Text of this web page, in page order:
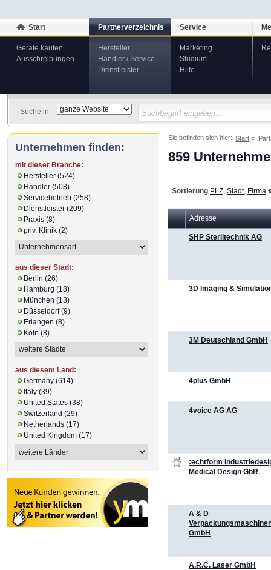
Start
Geräte kaufen
Ausschreibungen
Partnerverzeichnis
Hersteller
Händler / Service
Dienstleister
Service
Marketing
Studium
Hilfe
Suche in:
Sie befinden sich hier: Start
859
Sortierung PLZ Stadt, Firma
Adresse
SHP Steriltechnik AG
3D Imaging &
3M Deutschland GmbH
4plus GmbH
4voice AG AG
:echtform
Medical Design GbR
A & D
GmbH
A.R.C. Laser GmbH
Unternehmen finden:
mit dieser Branche:
Hersteller (524)
Händler (508)
Servicebetrieb (258)
Dienstleister (209)
Praxis (8)
priv. Klinik (2)
aus dieser Stadt:
Berlin (26)
Hamburg (18)
München (13)
Düsseldorf (9)
Erlangen (8)
Köln (8)
aus diesem Land:
Germany (614)
Italy (39)
United States (38)
Switzerland (29)
Netherlands (17)
United Kingdom (17)